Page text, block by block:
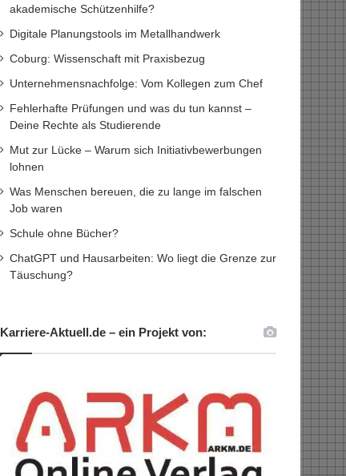
akademische Schützenhilfe?
Digitale Planungstools im Metallhandwerk
Coburg: Wissenschaft mit Praxisbezug
Unternehmensnachfolge: Vom Kollegen zum Chef
Fehlerhafte Prüfungen und was du tun kannst –
Deine Rechte als Studierende
Mut zur Lücke – Warum sich Initiativbewerbungen
lohnen
Was Menschen bereuen, die zu lange im falschen
Job waren
Schule ohne Bücher?
ChatGPT und Hausarbeiten: Wo liegt die Grenze zur
Täuschung?
Karriere-Aktuell.de – ein Projekt von: